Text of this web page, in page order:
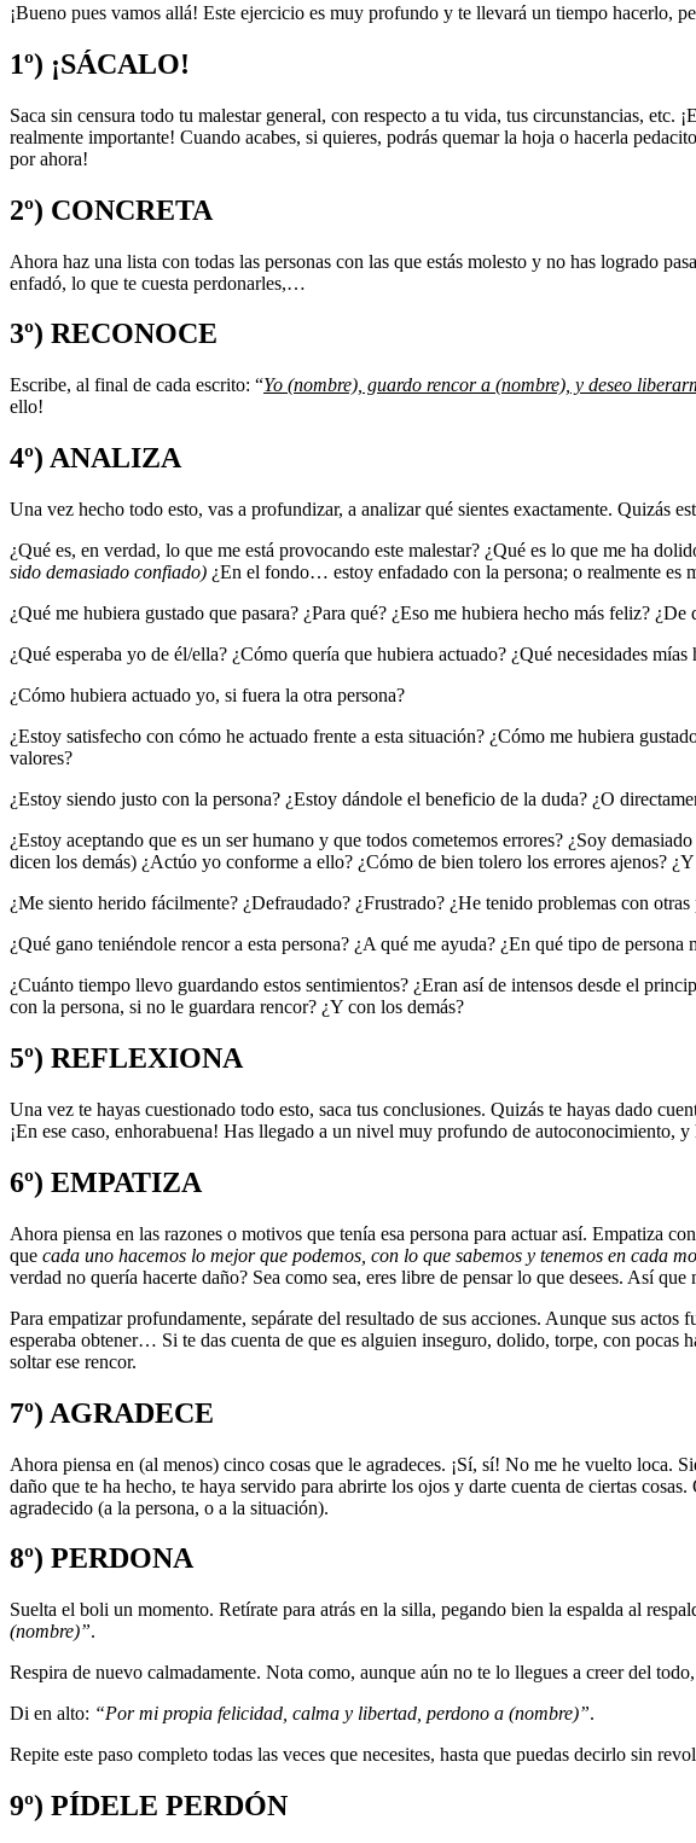
¡Bueno pues vamos allá! Este ejercicio es muy profundo y te llevará un tiempo hacerlo,
1º) ¡SÁCALO!
Saca sin censura todo tu malestar general, con respecto a tu vida, tus circunstancias,
realmente importante! Cuando acabes, si quieres, podrás quemar la hoja o hacerla
por ahora!
2º) CONCRETA
Ahora haz una lista con todas las personas con las que estás molesto y no has logrado
enfadó, lo que te cuesta perdonarles,…
3º) RECONOCE
Escribe, al final de cada escrito: “Yo (nombre), guardo rencor a (nombre), y deseo
ello!
4º) ANALIZA
Una vez hecho todo esto, vas a profundizar, a analizar qué sientes exactamente. Quizás
¿Qué es, en verdad, lo que me está provocando este malestar? ¿Qué es lo que me ha
sido demasiado confiado) ¿En el fondo… estoy enfadado con la persona; o realmente es
¿Qué me hubiera gustado que pasara? ¿Para qué? ¿Eso me hubiera hecho más feliz? ¿De
¿Qué esperaba yo de él/ella? ¿Cómo quería que hubiera actuado? ¿Qué necesidades
¿Cómo hubiera actuado yo, si fuera la otra persona?
¿Estoy satisfecho con cómo he actuado frente a esta situación? ¿Cómo me hubiera
valores?
¿Estoy siendo justo con la persona? ¿Estoy dándole el beneficio de la duda? ¿O
¿Estoy aceptando que es un ser humano y que todos cometemos errores? ¿Soy
dicen los demás) ¿Actúo yo conforme a ello? ¿Cómo de bien tolero los errores ajenos?
¿Me siento herido fácilmente? ¿Defraudado? ¿Frustrado? ¿He tenido problemas con
¿Qué gano teniéndole rencor a esta persona? ¿A qué me ayuda? ¿En qué tipo de
¿Cuánto tiempo llevo guardando estos sentimientos? ¿Eran así de intensos desde el
con la persona, si no le guardara rencor? ¿Y con los demás?
5º) REFLEXIONA
Una vez te hayas cuestionado todo esto, saca tus conclusiones. Quizás te hayas dado
¡En ese caso, enhorabuena! Has llegado a un nivel muy profundo de autoconocimiento,
6º) EMPATIZA
Ahora piensa en las razones o motivos que tenía esa persona para actuar así. Empatiza
que cada uno hacemos lo mejor que podemos, con lo que sabemos y tenemos en cada
verdad no quería hacerte daño? Sea como sea, eres libre de pensar lo que desees. Así
Para empatizar profundamente, sepárate del resultado de sus acciones. Aunque sus
esperaba obtener… Si te das cuenta de que es alguien inseguro, dolido, torpe, con
soltar ese rencor.
7º) AGRADECE
Ahora piensa en (al menos) cinco cosas que le agradeces. ¡Sí, sí! No me he vuelto loca.
daño que te ha hecho, te haya servido para abrirte los ojos y darte cuenta de ciertas
agradecido (a la persona, o a la situación).
8º) PERDONA
Suelta el boli un momento. Retírate para atrás en la silla, pegando bien la espalda al
(nombre)”.
Respira de nuevo calmadamente. Nota como, aunque aún no te lo llegues a creer del
Di en alto: “Por mi propia felicidad, calma y libertad, perdono a (nombre)”.
Repite este paso completo todas las veces que necesites, hasta que puedas decirlo sin
9º) PÍDELE PERDÓN